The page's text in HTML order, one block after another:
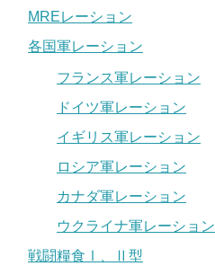
MREレーション
各国軍レーション
フランス軍レーション
ドイツ軍レーション
イギリス軍レーション
ロシア軍レーション
カナダ軍レーション
ウクライナ軍レーション
戦闘糧食Ⅰ、Ⅱ型